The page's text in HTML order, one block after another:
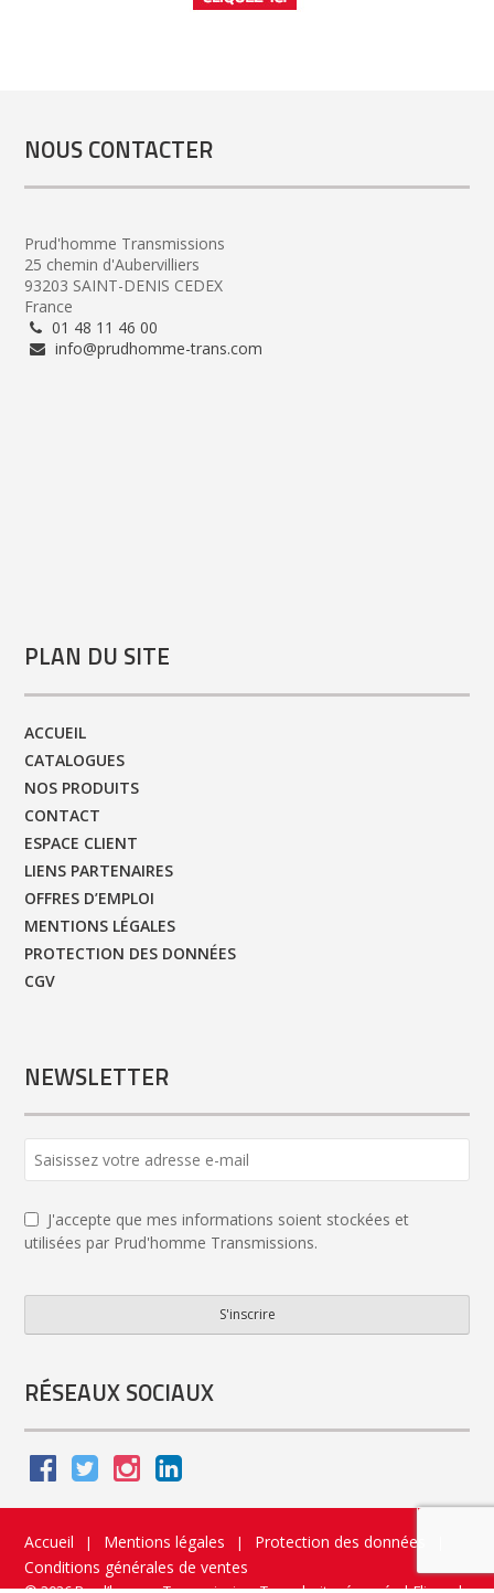
NOUS CONTACTER
Prud'homme Transmissions
25 chemin d'Aubervilliers
93203 SAINT-DENIS CEDEX
France
01 48 11 46 00
info@prudhomme-trans.com
PLAN DU SITE
ACCUEIL
CATALOGUES
NOS PRODUITS
CONTACT
ESPACE CLIENT
LIENS PARTENAIRES
OFFRES D’EMPLOI
MENTIONS LÉGALES
PROTECTION DES DONNÉES
CGV
NEWSLETTER
J'accepte que mes informations soient stockées et
utilisées par Prud'homme Transmissions.
S'inscrire
RÉSEAUX SOCIAUX
Accueil | Mentions légales | Protection des données
Conditions générales de ventes